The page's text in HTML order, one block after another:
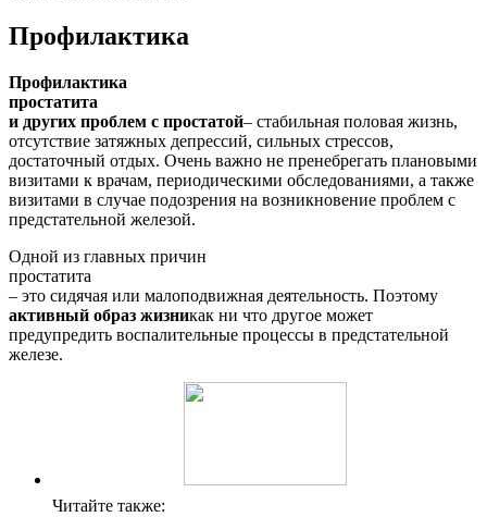
Профилактика
Профилактика
простатита
и других проблем с простатой– стабильная половая жизнь,
отсутствие затяжных депрессий, сильных стрессов,
достаточный отдых. Очень важно не пренебрегать плановыми
визитами к врачам, периодическими обследованиями, а также
визитами в случае подозрения на возникновение проблем с
предстательной железой.
Одной из главных причин
простатита
– это сидячая или малоподвижная деятельность. Поэтому
активный образ жизникак ни что другое может
предупредить воспалительные процессы в предстательной
железе.
Читайте также: